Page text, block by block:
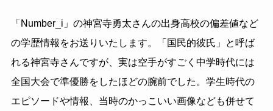
「Number_i」の神宮寺勇太さんの出身高校の偏差値など
の学歴情報をお送りいたします。「国民的彼氏」と呼ば
れる神宮寺さんですが、実は空手がすごく中学時代には
全国大会で準優勝をしたほどの腕前でした。学生時代の
エピソードや情報、当時のかっこいい画像なども併せて